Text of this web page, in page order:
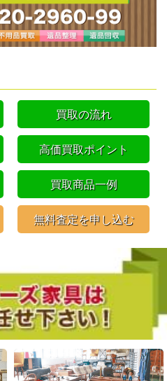
買取の流れ
高価買取ポイント
買取商品一例
無料査定を申し込む